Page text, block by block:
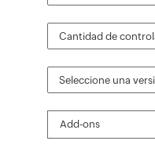
Cantidad de
Seleccione una
Add-ons